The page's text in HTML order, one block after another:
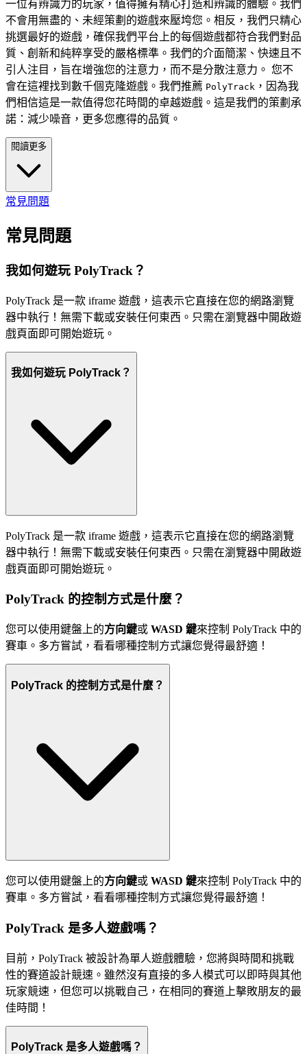
一位有辨識力的玩家，值得擁有精心打造和辨識的體驗。我們
不會用無盡的、未經策劃的遊戲來壓垮您。相反，我們只精心
挑選最好的遊戲，確保我們平台上的每個遊戲都符合我們對品
質、創新和純粹享受的嚴格標準。我們的介面簡潔、快速且不
引人注目，旨在增強您的注意力，而不是分散注意力。 您不
會在這裡找到數千個克隆遊戲。我們推薦 PolyTrack ，因為我
們相信這是一款值得您花時間的卓越遊戲。這是我們的策劃承
諾：減少噪音，更多您應得的品質。
閱讀更多
常見問題
常見問題
我如何遊玩 PolyTrack？
PolyTrack 是一款 iframe 遊戲，這表示它直接在您的網路瀏覽
器中執行！無需下載或安裝任何東西。只需在瀏覽器中開啟遊
戲頁面即可開始遊玩。
我如何遊玩 PolyTrack？
PolyTrack 是一款 iframe 遊戲，這表示它直接在您的網路瀏覽
器中執行！無需下載或安裝任何東西。只需在瀏覽器中開啟遊
戲頁面即可開始遊玩。
PolyTrack 的控制方式是什麼？
您可以使用鍵盤上的方向鍵或 WASD 鍵來控制 PolyTrack 中的
賽車。多方嘗試，看看哪種控制方式讓您覺得最舒適！
PolyTrack 的控制方式是什麼？
您可以使用鍵盤上的方向鍵或 WASD 鍵來控制 PolyTrack 中的
賽車。多方嘗試，看看哪種控制方式讓您覺得最舒適！
PolyTrack 是多人遊戲嗎？
目前，PolyTrack 被設計為單人遊戲體驗，您將與時間和挑戰
性的賽道設計競速。雖然沒有直接的多人模式可以即時與其他
玩家競速，但您可以挑戰自己，在相同的賽道上擊敗朋友的最
佳時間！
PolyTrack 是多人遊戲嗎？